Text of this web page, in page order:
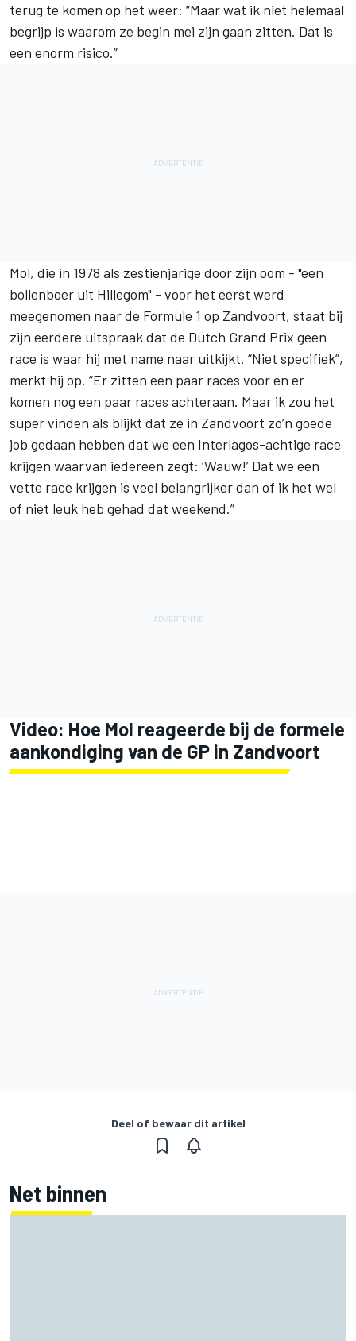
terug te komen op het weer: “Maar wat ik niet helemaal
begrijp is waarom ze begin mei zijn gaan zitten. Dat is
een enorm risico.”
Mol, die in 1978 als zestienjarige door zijn oom - "een
bollenboer uit Hillegom" - voor het eerst werd
meegenomen naar de Formule 1 op Zandvoort, staat bij
zijn eerdere uitspraak dat de Dutch Grand Prix geen
race is waar hij met name naar uitkijkt. “Niet specifiek”,
merkt hij op. “Er zitten een paar races voor en er
komen nog een paar races achteraan. Maar ik zou het
super vinden als blijkt dat ze in Zandvoort zo’n goede
job gedaan hebben dat we een Interlagos-achtige race
krijgen waarvan iedereen zegt: ‘Wauw!’ Dat we een
vette race krijgen is veel belangrijker dan of ik het wel
of niet leuk heb gehad dat weekend.”
Video: Hoe Mol reageerde bij de formele
aankondiging van de GP in Zandvoort
Deel of bewaar dit artikel
Net binnen